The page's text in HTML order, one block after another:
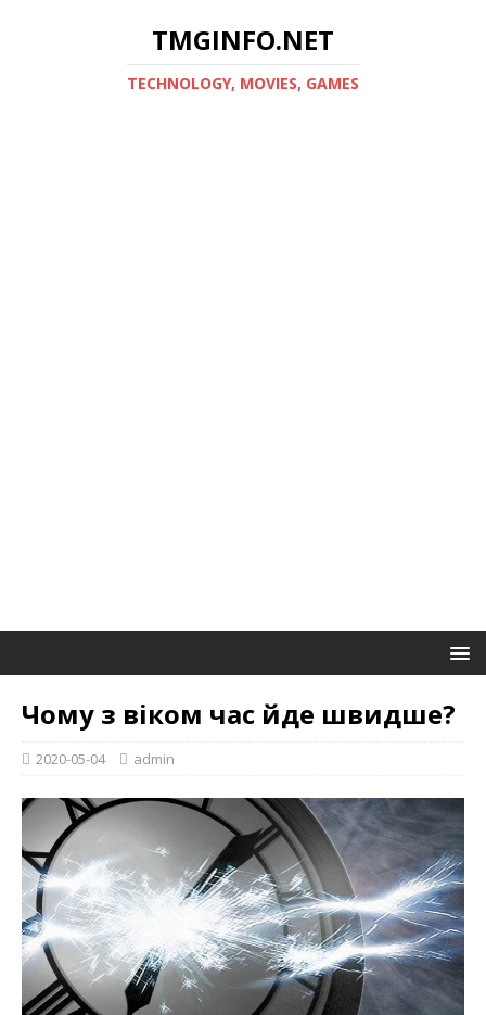
TMGINFO.NET
ТECHNOLOGY, MOVIES, GAMES
Чому з віком час йде швидше?
2020-05-04 admin